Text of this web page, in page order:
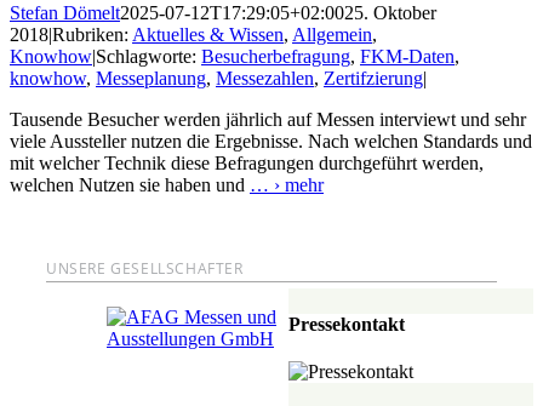
Stefan Dömelt2025-07-12T17:29:05+02:0025. Oktober
2018|Rubriken: Aktuelles & Wissen, Allgemein,
Knowhow|Schlagworte: Besucherbefragung, FKM-Daten,
knowhow, Messeplanung, Messezahlen, Zertifzierung|
Tausende Besucher werden jährlich auf Messen interviewt und sehr
viele Aussteller nutzen die Ergebnisse. Nach welchen Standards und
mit welcher Technik diese Befragungen durchgeführt werden,
welchen Nutzen sie haben und … › mehr
Pressekontakt
UNSERE GESELLSCHAFTER